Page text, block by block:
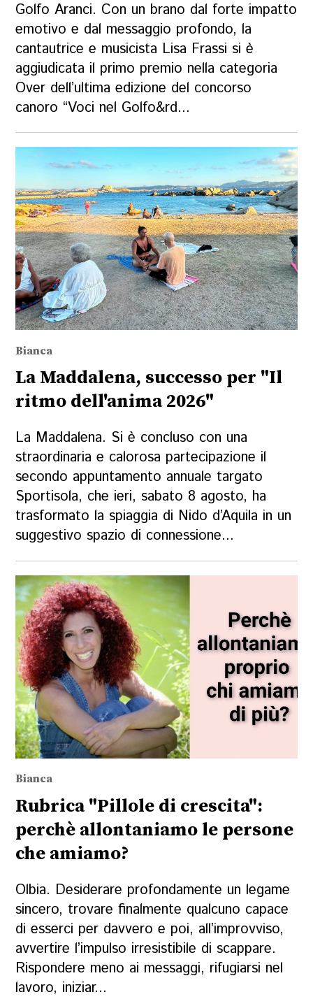
Golfo Aranci. Con un brano dal forte impatto
emotivo e dal messaggio profondo, la
cantautrice e musicista Lisa Frassi si è
aggiudicata il primo premio nella categoria
Over dell’ultima edizione del concorso
canoro “Voci nel Golfo&rd...
Bianca
La Maddalena, successo per "Il
ritmo dell'anima 2026"
La Maddalena. Si è concluso con una
straordinaria e calorosa partecipazione il
secondo appuntamento annuale targato
Sportisola, che ieri, sabato 8 agosto, ha
trasformato la spiaggia di Nido d’Aquila in un
suggestivo spazio di connessione...
Bianca
Rubrica "Pillole di crescita":
perchè allontaniamo le persone
che amiamo?
Olbia. Desiderare profondamente un legame
sincero, trovare finalmente qualcuno capace
di esserci per davvero e poi, all’improvviso,
avvertire l’impulso irresistibile di scappare.
Rispondere meno ai messaggi, rifugiarsi nel
lavoro, iniziar...